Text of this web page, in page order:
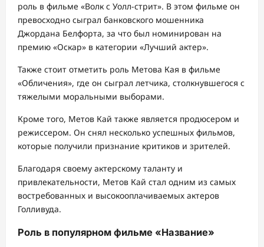
роль в фильме «Волк с Уолл-стрит». В этом фильме он
превосходно сыграл банковского мошенника
Джордана Белфорта, за что был номинирован на
премию «Оскар» в категории «Лучший актер».
Также стоит отметить роль Метова Кая в фильме
«Обличения», где он сыграл летчика, столкнувшегося с
тяжелыми моральными выборами.
Кроме того, Метов Кай также является продюсером и
режиссером. Он снял несколько успешных фильмов,
которые получили признание критиков и зрителей.
Благодаря своему актерскому таланту и
привлекательности, Метов Кай стал одним из самых
востребованных и высокооплачиваемых актеров
Голливуда.
Роль в популярном фильме «Название»